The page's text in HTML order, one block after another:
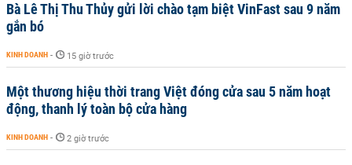
Bà Lê Thị Thu Thủy gửi lời chào tạm biệt VinFast sau 9 năm
gắn bó
KINH DOANH - 15 giờ trước
Một thương hiệu thời trang Việt đóng cửa sau 5 năm hoạt
động, thanh lý toàn bộ cửa hàng
KINH DOANH - 2 giờ trước